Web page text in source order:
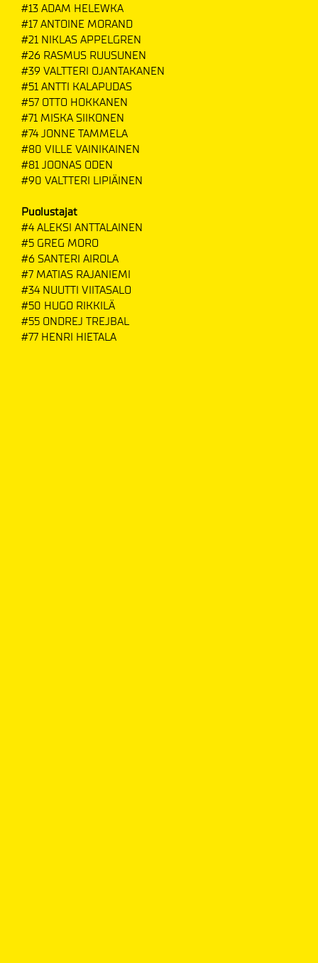
#13 ADAM HELEWKA
#17 ANTOINE MORAND
#21 NIKLAS APPELGREN
#26 RASMUS RUUSUNEN
#39 VALTTERI OJANTAKANEN
#51 ANTTI KALAPUDAS
#57 OTTO HOKKANEN
#71 MISKA SIIKONEN
#74 JONNE TAMMELA
#80 VILLE VAINIKAINEN
#81 JOONAS ODEN
#90 VALTTERI LIPIÄINEN
Puolustajat
#4 ALEKSI ANTTALAINEN
#5 GREG MORO
#6 SANTERI AIROLA
#7 MATIAS RAJANIEMI
#34 NUUTTI VIITASALO
#50 HUGO RIKKILÄ
#55 ONDREJ TREJBAL
#77 HENRI HIETALA